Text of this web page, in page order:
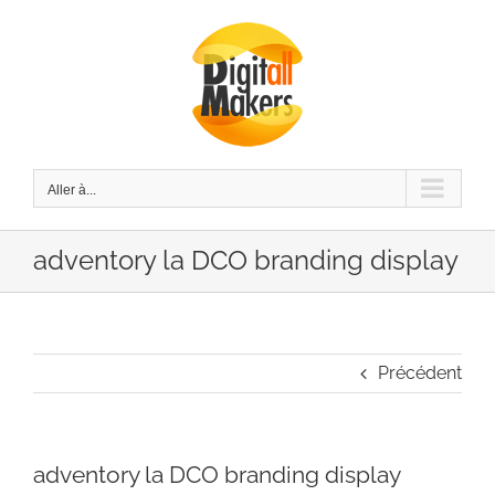
Aller à...
adventory la DCO branding display
Précédent
adventory la DCO branding display